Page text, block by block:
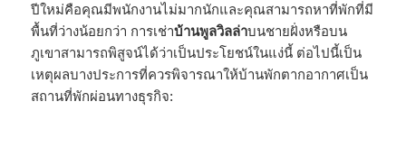
ปีใหม่คือคุณมีพนักงานไม่มากนักและคุณสามารถหาที่พักที่มี
พื้นที่ว่างน้อยกว่า การเช่าบ้านพูลวิลล่าบนชายฝั่งหรือบน
ภูเขาสามารถพิสูจน์ได้ว่าเป็นประโยชน์ในแง่นี้ ต่อไปนี้เป็น
เหตุผลบางประการที่ควรพิจารณาให้บ้านพักตากอากาศเป็น
สถานที่พักผ่อนทางธุรกิจ: